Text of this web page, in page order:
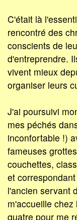
C'était là
rencontré des
conscients de
d'entreprendre.
vivent mieux
organiser leurs
J'ai poursuivi
mes péchés
inconfortable !)
fameuses
couchettes,
et
l'ancien servant
m'accueille
quatre pour me